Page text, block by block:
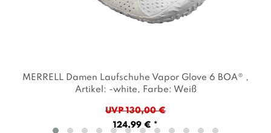
MERRELL Damen Laufschuhe Vapor Glove 6 BOA® ,
Artikel: -white, Farbe: Weiß
UVP 130,00 €
124,99 € *